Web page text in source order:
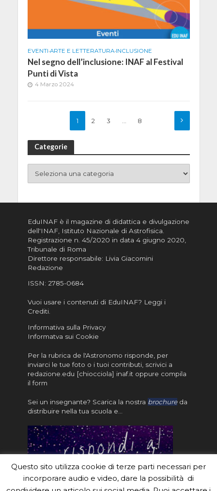
EVENTI•ARTE E LETTERATURA•INCLUSIONE
Nel segno dell’inclusione: INAF al Festival
Punti di Vista
4 Marzo 2024
1 2 3 8
Categorie
EduINAF è il magazine di didattica e divulgazione
dell'INAF, Istituto Nazionale di Astrofisica
Registrazione n. 45/2020 in data 4 giugno 2020,
Tribunale di Roma
Direttore responsabile: Livia Giacomini
Redazione
ISSN: 2785-0684
Vuoi usare i contenuti di EduINAF? Leggi i
Crediti.
Informativa sulla Privacy
Informatva sui Cookie
Per la rubrica de l'Astronomo risponde, per
inviarci le tue foto o i tuoi contributi, scrivici a
redazione.edu [chiocciola] inaf.it oppure compila
il form
Sei un insegnante? Scarica la nostra brochureda
distribuire nella tua scuola e…
Questo sito utilizza cookie di terze parti necessari per
incorporare audio e video, dare la possibilità di